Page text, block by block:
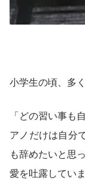
小学生の頃、多
「どの習い事も
アノだけは自分
も辞めたいと思
愛を吐露していま